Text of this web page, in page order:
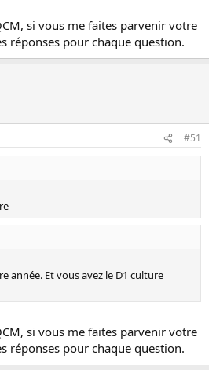
si vous me faites parvenir votre
réponses pour chaque question.
#51
année. Et vous avez le D1 culture
si vous me faites parvenir votre
réponses pour chaque question.